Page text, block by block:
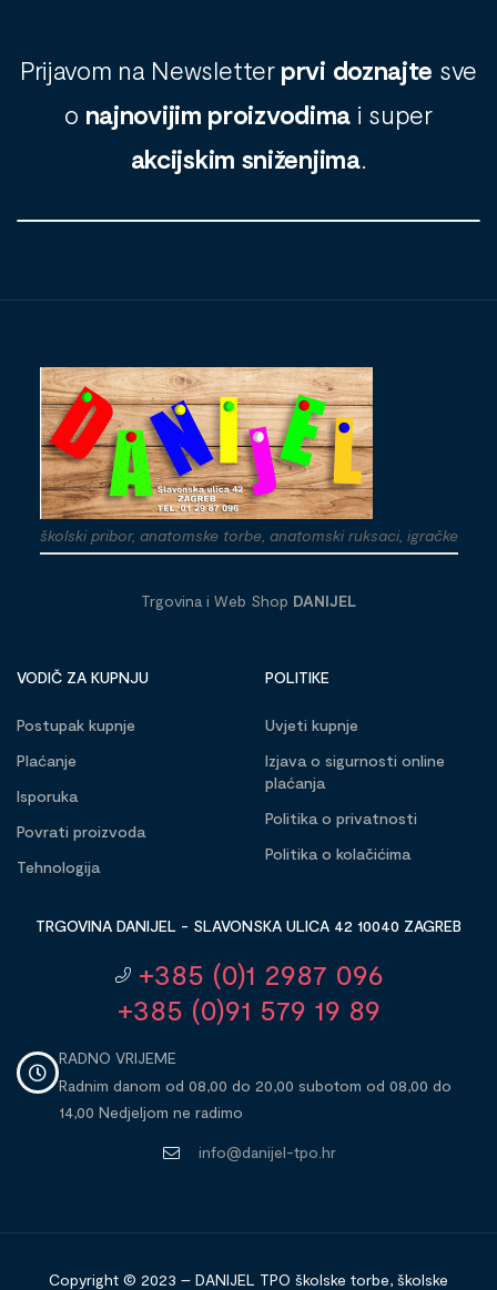
Prijavom na Newsletter prvi doznajte sve
o najnovijim proizvodima i super
akcijskim sniženjima.
školski pribor, anatomske torbe, anatomski ruksaci, igračke
Trgovina i Web Shop DANIJEL
VODIČ ZA KUPNJU
Postupak kupnje
Plaćanje
Isporuka
Povrati proizvoda
Tehnologija
POLITIKE
Uvjeti kupnje
Izjava o sigurnosti online
plaćanja
Politika o privatnosti
Politika o kolačićima
TRGOVINA DANIJEL - SLAVONSKA ULICA 42 10040 ZAGREB
+385 (0)1 2987 096
+385 (0)91 579 19 89
RADNO VRIJEME
Radnim danom od 08,00 do 20,00 subotom od 08,00 do
14,00 Nedjeljom ne radimo
info@danijel-tpo.hr
Copyright © 2023 – DANIJEL TPO školske torbe, školske